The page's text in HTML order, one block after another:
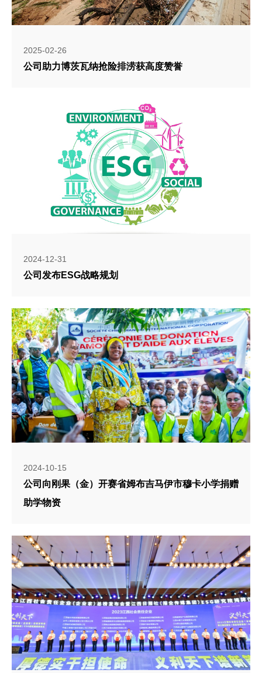
2025-02-26
公司助力博茨瓦纳抢险排涝获高度赞誉
2024-12-31
公司发布ESG战略规划
2024-10-15
公司向刚果（金）开赛省姆布吉马伊市穆卡小学捐赠
助学物资